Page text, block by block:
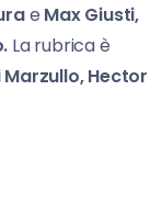
e Max Giusti,
La rubrica è
Marzullo, Hector